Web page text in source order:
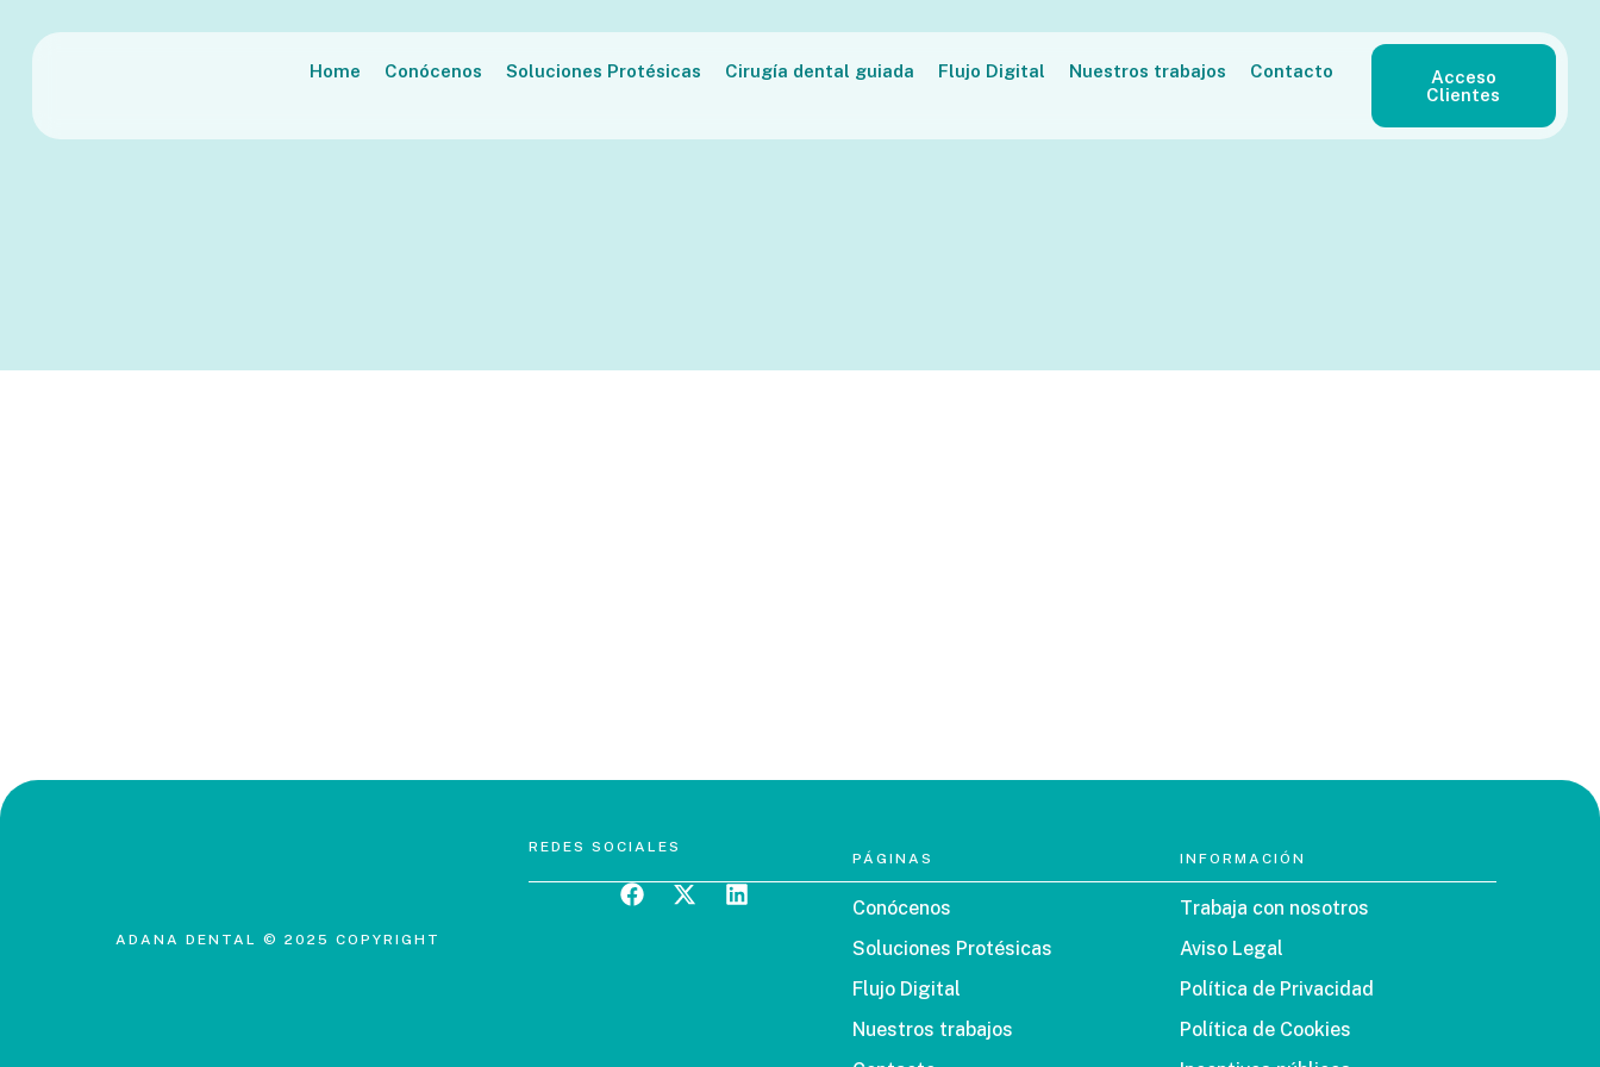
Home Conócenos Soluciones Protésicas Cirugía dental guiada Flujo Digital Nuestros trabajos Contacto
Acceso
Clientes
ADANA DENTAL © 2025 COPYRIGHT
REDES SOCIALES
PÁGINAS INFORMACIÓN
Conócenos
Soluciones Protésicas
Flujo Digital
Nuestros trabajos
Trabaja con nosotros
Aviso Legal
Política de Privacidad
Política de Cookies